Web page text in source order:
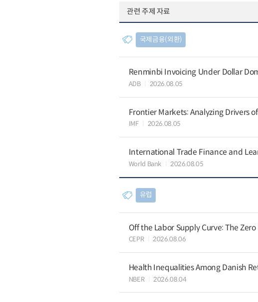
관련 주제 자료
국제금융(외환)
Renminbi Invoicing Under Dollar
ADB 2026.08.05
Frontier Markets: Analyzing Drivers
IMF 2026.08.05
International Trade Finance and
World Bank 2026.08.05
유럽
Off the Labor Supply Curve: The
CEPR 2026.08.06
Health Inequalities Among Danish
NBER 2026.08.04